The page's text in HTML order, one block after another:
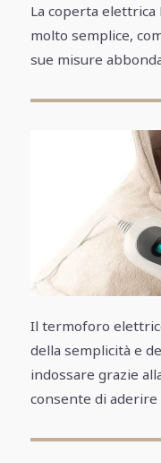
La coperta
molto semplice,
sue misure
Il termoforo
della semplicità e
indossare grazie
consente di